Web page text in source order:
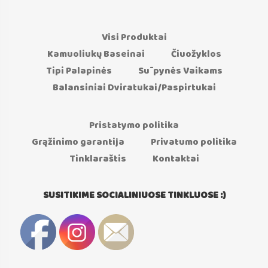
Visi Produktai
Kamuoliukų Baseinai
Čiuožyklos
Tipi Palapinės
Sūpynės Vaikams
Balansiniai Dviratukai/Paspirtukai
Pristatymo politika
Grąžinimo garantija
Privatumo politika
Tinklaraštis
Kontaktai
SUSITIKIME SOCIALINIUOSE TINKLUOSE :)